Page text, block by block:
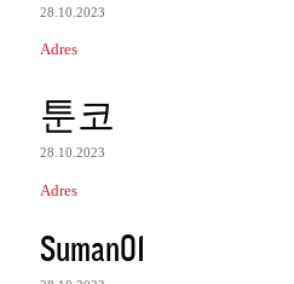
a
r
z
e
28.10.2023
Adres
툰코
28.10.2023
Adres
Suman01